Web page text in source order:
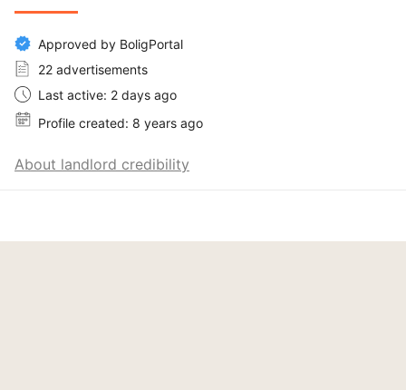
Approved by BoligPortal
22 advertisements
Last active: 2 days ago
Profile created: 8 years ago
About landlord credibility